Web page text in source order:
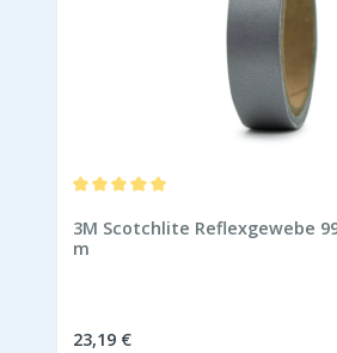
3M Scotchlite Reflexgewebe
m
Regulärer Preis:
23,19 €